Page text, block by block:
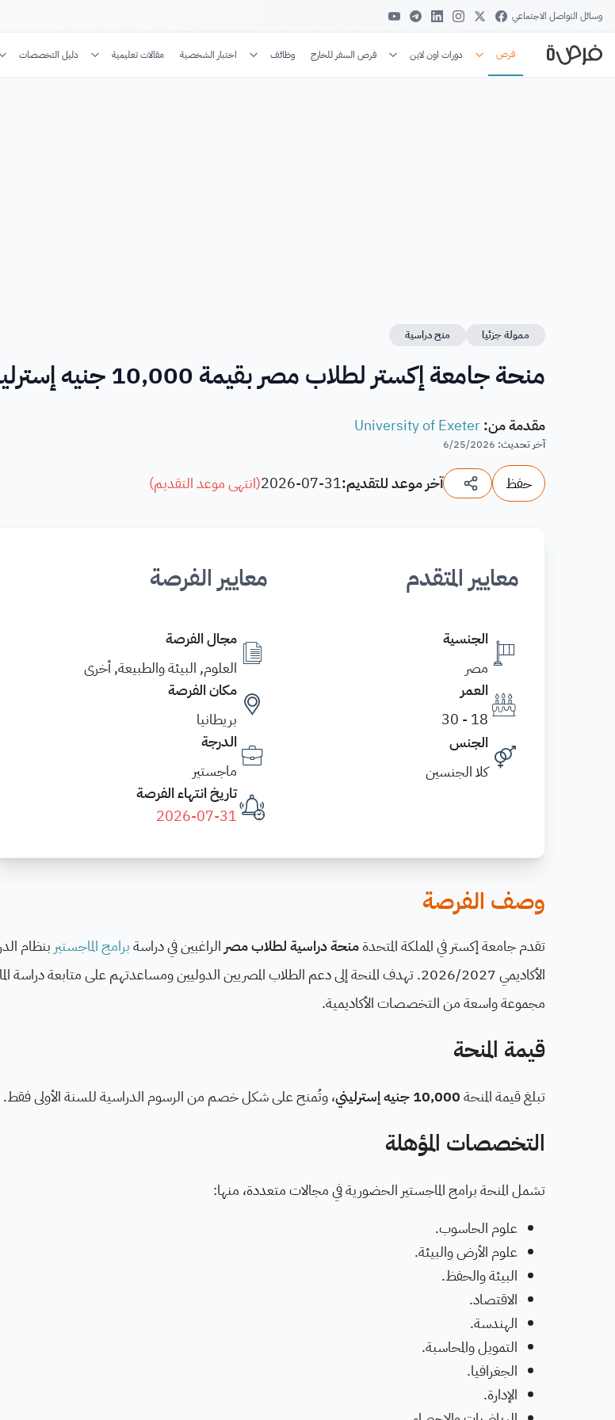
وسائل التواصل الاجتماعي
فرص دورات اون لاين فرص السفر للخارج وظائف اختبار الشخصية مقالات تعليمية دليل التخصصات
ممولة جزئيا منح دراسية
منحة جامعة إكستر لطلاب مصر بقيمة 10,000 جنيه إسترليني
مقدمة من:
University of Exeter
آخر تحديث:
6/25/2026
حفظ آخر موعد للتقديم:2026-07-31
(انتهى موعد التقديم)
معايير المتقدم
الجنسية
مصر
العمر
18 - 30
الجنس
كلا الجنسين
معايير الفرصة
مجال الفرصة
العلوم, البيئة والطبيعة, أخرى
مكان الفرصة
بريطانيا
الدرجة
ماجستير
تاريخ انتهاء الفرصة
2026-07-31
وصف الفرصة
تقدم جامعة إكستر في المملكة المتحدةمنحة دراسية لطلاب مصر الراغبين في دراسةبرامج الماجستير بنظام
الأكاديمي 2026/2027. تهدف المنحة إلى دعم الطلاب المصريين الدوليين ومساعدتهم على متابعة
مجموعة واسعة من التخصصات الأكاديمية.
قيمة المنحة
تبلغ قيمة المنحة10,000 جنيه إسترليني ، وتُمنح على شكل خصم من الرسوم الدراسية للسنة الأولى فقط.
التخصصات المؤهلة
تشمل المنحة برامج الماجستير الحضورية في مجالات متعددة، منها:
علوم الحاسوب.
علوم الأرض والبيئة.
البيئة والحفظ.
الاقتصاد.
الهندسة.
التمويل والمحاسبة.
الجغرافيا.
الإدارة.